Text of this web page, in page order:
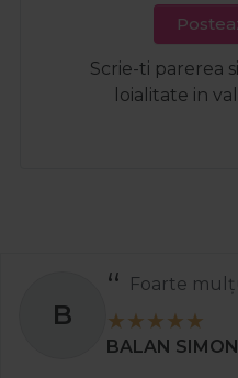
Scrie-ti parerea
loialitate in
02 feb. 2026